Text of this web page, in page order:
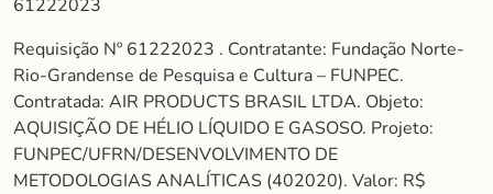
61222023
Requisição Nº 61222023 . Contratante: Fundação Norte-
Rio-Grandense de Pesquisa e Cultura – FUNPEC.
Contratada: AIR PRODUCTS BRASIL LTDA. Objeto:
AQUISIÇÃO DE HÉLIO LÍQUIDO E GASOSO. Projeto:
FUNPEC/UFRN/DESENVOLVIMENTO DE
METODOLOGIAS ANALÍTICAS (402020). Valor: R$